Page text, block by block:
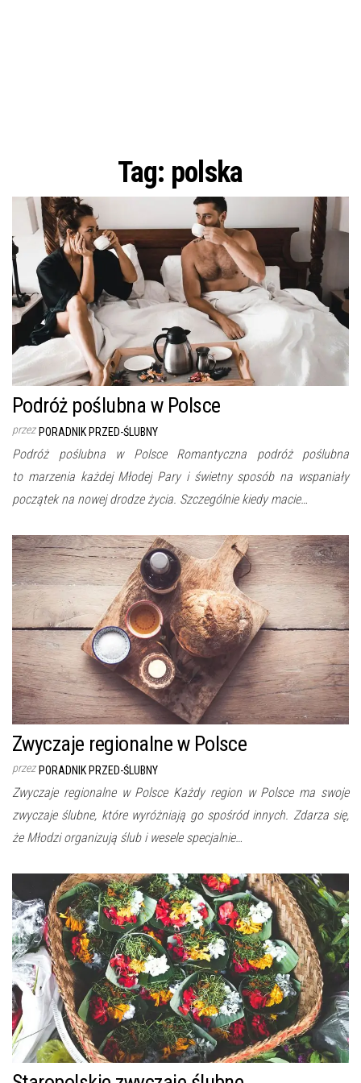
Tag: polska
Podróż poślubna w Polsce
przez PORADNIK PRZED-ŚLUBNY
Podróż poślubna w Polsce Romantyczna podróż poślubna
to marzenia każdej Młodej Pary i świetny sposób na wspaniały
początek na nowej drodze życia. Szczególnie kiedy macie…
Zwyczaje regionalne w Polsce
przez PORADNIK PRZED-ŚLUBNY
Zwyczaje regionalne w Polsce Każdy region w Polsce ma swoje
zwyczaje ślubne, które wyróżniają go spośród innych. Zdarza się,
że Młodzi organizują ślub i wesele specjalnie…